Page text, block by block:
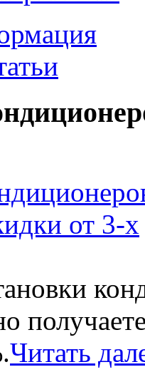
Читать